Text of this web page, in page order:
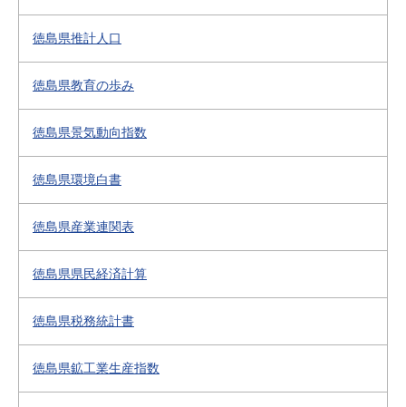
徳島県推計人口
徳島県教育の歩み
徳島県景気動向指数
徳島県環境白書
徳島県産業連関表
徳島県県民経済計算
徳島県税務統計書
徳島県鉱工業生産指数